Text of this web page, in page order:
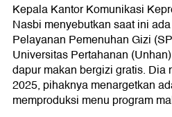
Kepala Kantor Komunikasi
Nasbi menyebutkan saat ini
Pelayanan Pemenuhan Gizi
Universitas Pertahanan
dapur makan bergizi gratis. Dia
2025, pihaknya menargetkan
memproduksi menu program